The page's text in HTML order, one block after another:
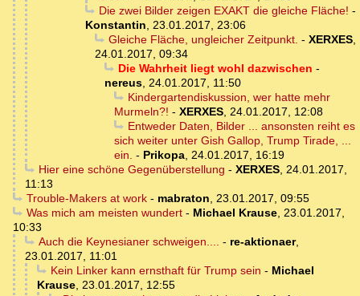
Die zwei Bilder zeigen EXAKT die gleiche Fläche! -
Konstantin, 23.01.2017, 23:06
Gleiche Fläche, ungleicher Zeitpunkt. - XERXES,
24.01.2017, 09:34
Die Wahrheit liegt wohl dazwischen -
nereus, 24.01.2017, 11:50
Kindergartendiskussion, wer hatte mehr
Murmeln?! - XERXES, 24.01.2017, 12:08
Entweder Daten, Bilder ... ansonsten reiht es
sich weiter unter Gish Gallop, Trump Tirade, ...
ein. - Prikopa, 24.01.2017, 16:19
Hier eine schöne Gegenüberstellung - XERXES, 24.01.2017,
11:13
Trouble-Makers at work- mabraton, 23.01.2017, 09:55
Was mich am meisten wundert- Michael Krause, 23.01.2017,
10:33
Auch die Keynesianer schweigen.... - re-aktionaer,
23.01.2017, 11:01
Kein Linker kann ernsthaft für Trump sein - Michael
Krause, 23.01.2017, 12:55